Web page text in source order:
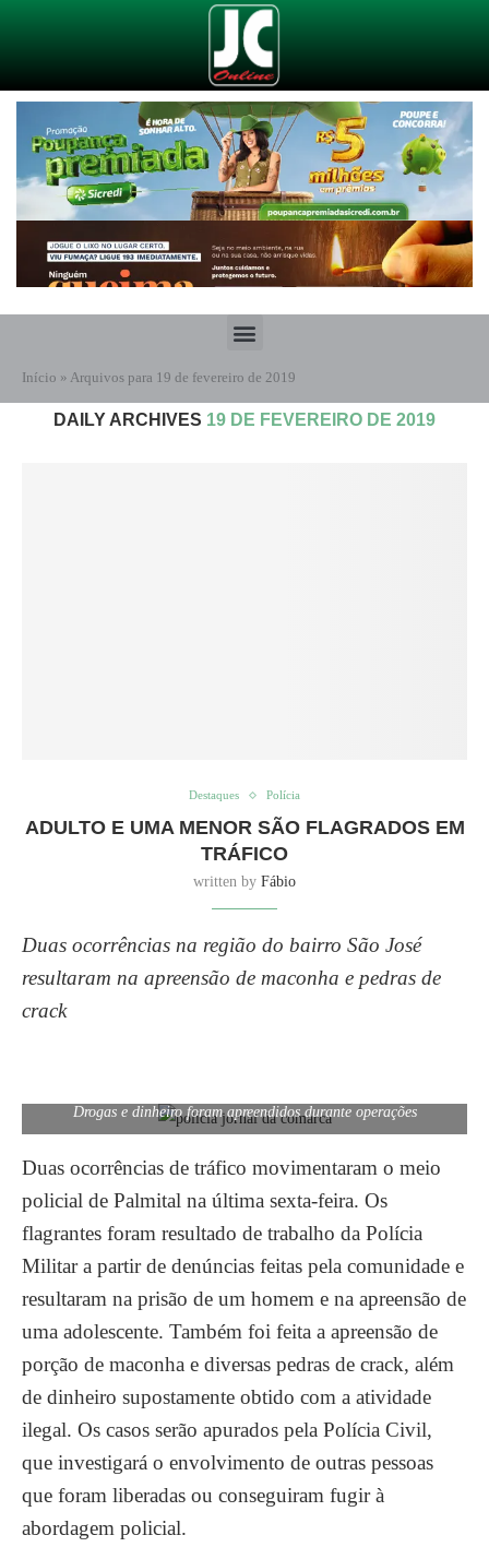
Início » Arquivos para 19 de fevereiro de 2019
DAILY ARCHIVES 19 DE FEVEREIRO DE 2019
Destaques Polícia
ADULTO E UMA MENOR SÃO FLAGRADOS EM
TRÁFICO
written by Fábio
Duas ocorrências na região do bairro São José
resultaram na apreensão de maconha e pedras de
crack
Drogas e dinheiro foram apreendidos durante operações
Duas ocorrências de tráfico movimentaram o meio
policial de Palmital na última sexta-feira. Os
flagrantes foram resultado de trabalho da Polícia
Militar a partir de denúncias feitas pela comunidade e
resultaram na prisão de um homem e na apreensão de
uma adolescente. Também foi feita a apreensão de
porção de maconha e diversas pedras de crack, além
de dinheiro supostamente obtido com a atividade
ilegal. Os casos serão apurados pela Polícia Civil,
que investigará o envolvimento de outras pessoas
que foram liberadas ou conseguiram fugir à
abordagem policial.